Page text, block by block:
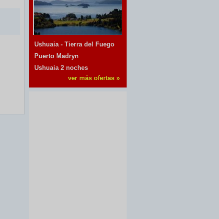
Ushuaia - Tierra del Fuego
Puerto Madryn
Ushuaia 2 noches
ver más ofertas »